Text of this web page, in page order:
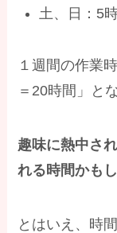
土、日：5
１週間の作業
＝20時間」と
趣味に熱中さ
れる時間かも
とはいえ、時